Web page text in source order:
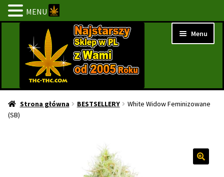
nawigacji
treści
Menu
Strona Główna
Strona główna BESTSELLERY
White Widow Feminizowane
(SB)
MENU